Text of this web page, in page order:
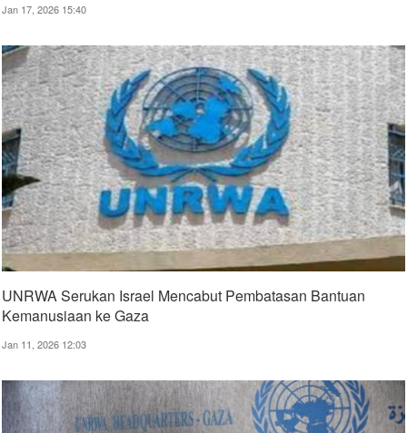
Jan 17, 2026 15:40
UNRWA Serukan Israel Mencabut Pembatasan Bantuan
Kemanusiaan ke Gaza
Jan 11, 2026 12:03